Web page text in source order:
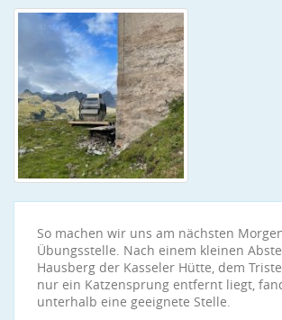
So machen wir uns am nächsten
Übungsstelle. Nach einem kleinen
Hausberg der Kasseler Hütte, dem
nur ein Katzensprung entfernt liegt,
unterhalb eine geeignete Stelle.